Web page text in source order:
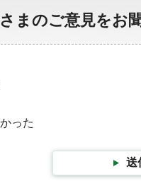
まのご意見をお
った
送